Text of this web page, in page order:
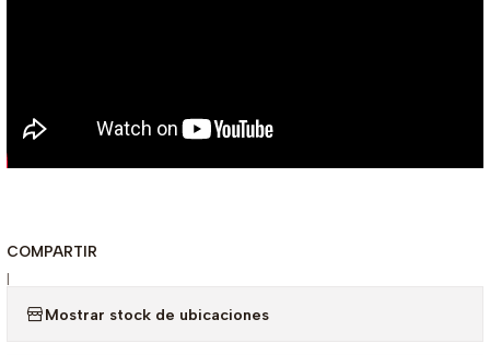
COMPARTIR
|
Mostrar stock de ubicaciones